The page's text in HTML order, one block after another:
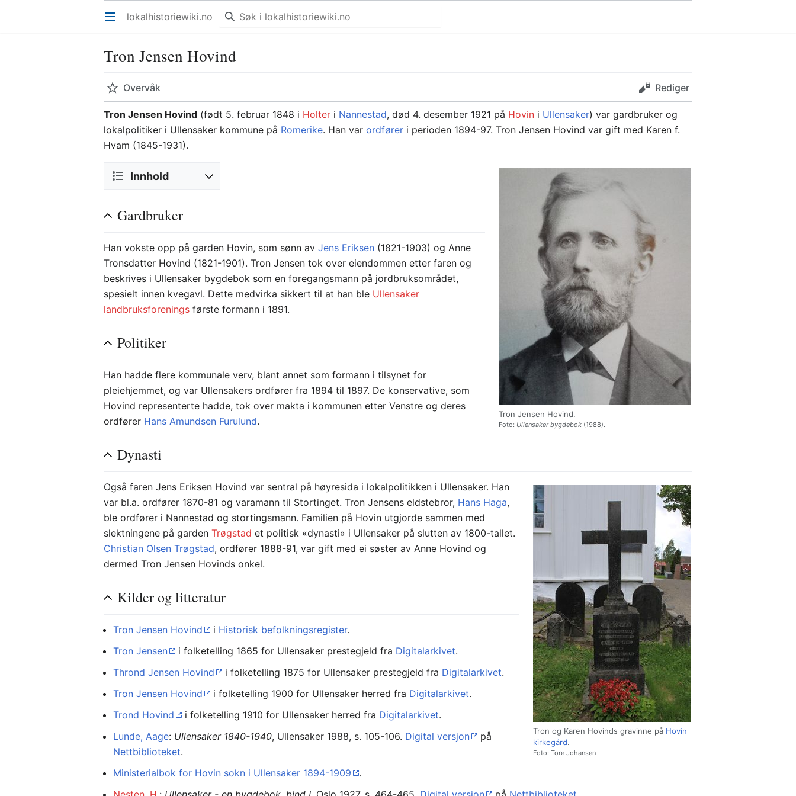
Åpne hovedmenyen lokalhistoriewiki.no
Tron Jensen Hovind
Overvåk Rediger
Tron Jensen Hovind (født 5. februar 1848 i Holter i Nannestad, død 4. desember 1921 på Hovin i Ullensaker) var gardbruker og
lokalpolitiker i Ullensaker kommune på Romerike. Han varordfører i perioden 1894-97. Tron Jensen Hovind var gift med Karen f.
Hvam (1845-1931).
Tron Jensen Hovind.
Foto: Ullensaker bygdebok(1988).
Innhold
Gardbruker
Han vokste opp på garden Hovin, som sønn avJens Eriksen (1821-1903) og Anne
Tronsdatter Hovind (1821-1901). Tron Jensen tok over eiendommen etter faren og
beskrives i Ullensaker bygdebok som en foregangsmann på jordbruksområdet,
spesielt innen kvegavl. Dette medvirka sikkert til at han ble Ullensaker
landbruksforenings første formann i 1891.
Politiker
Han hadde flere kommunale verv, blant annet som formann i tilsynet for
pleiehjemmet, og var Ullensakers ordfører fra 1894 til 1897. De konservative, som
Hovind representerte hadde, tok over makta i kommunen etter Venstre og deres
ordfører Hans Amundsen Furulund.
Dynasti
Tron og Karen Hovinds gravinne på Hovin
kirkegård.
Foto: Tore Johansen
Også faren Jens Eriksen Hovind var sentral på høyresida i lokalpolitikken i Ullensaker. Han
var bl.a. ordfører 1870-81 og varamann til Stortinget. Tron Jensens eldstebror, Hans Haga,
ble ordfører i Nannestad og stortingsmann. Familien på Hovin utgjorde sammen med
slektningene på gardenTrøgstad et politisk «dynasti» i Ullensaker på slutten av 1800-tallet.
Christian Olsen Trøgstad, ordfører 1888-91, var gift med ei søster av Anne Hovind og
dermed Tron Jensen Hovinds onkel.
Kilder og litteratur
Tron Jensen Hovind i Historisk befolkningsregister.
Tron Jensen
i folketelling 1865 for Ullensaker prestegjeld fra Digitalarkivet.
Thrond Jensen Hovind
i folketelling 1875 for Ullensaker prestegjeld fra Digitalarkivet.
Tron Jensen Hovind
i folketelling 1900 for Ullensaker herred fra Digitalarkivet.
Trond Hovind
i folketelling 1910 for Ullensaker herred fra Digitalarkivet.
Lunde, Aage: Ullensaker 1840-1940, Ullensaker 1988, s. 105-106. Digital versjon
på
Nettbiblioteket.
Ministerialbok for Hovin sokn i Ullensaker 1894-1909
.